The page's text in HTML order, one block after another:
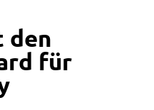
den
für